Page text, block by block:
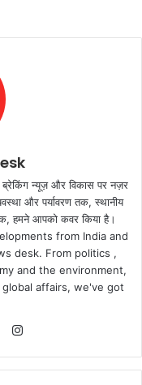
न्यूज़ और विकास पर नज़र
और पर्यावरण तक, स्थानीय
हमने आपको कवर किया है।
from India and
desk. From politics ,
and the environment,
affairs, we've got
Instagram